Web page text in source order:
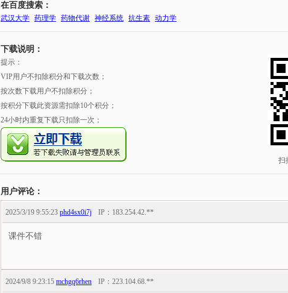
在百度搜索：
武汉大学 药理学 药物代谢 神经系统 抗生素 动力学
下载说明：
扫
提示：
VIP用户不扣除积分和下载次数；
按次数下载用户不扣除积分；
按积分下载此资源需扣除10个积分；
24小时内重复下载只扣除一次；
用户评论：
2025/3/19 9:55:23 phd4sx0i7j IP： 183.254.42.**
课件不错
2024/9/8 9:23:15 mchgq6rhen IP： 223.104.68.**